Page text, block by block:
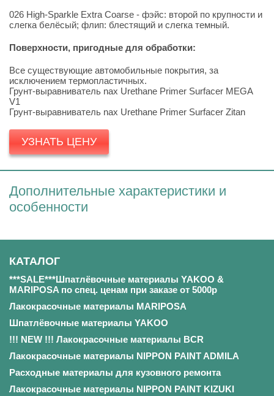
026 High-Sparkle Extra Coarse - фэйс: второй по крупности и
слегка белёсый; флип: блестящий и слегка темный.
Поверхности, пригодные для обработки:
Все существующие автомобильные покрытия, за
исключением термопластичных.
Грунт-выравниватель nax Urethane Primer Surfacer MEGA
V1
Грунт-выравниватель nax Urethane Primer Surfacer Zitan
УЗНАТЬ ЦЕНУ
Дополнительные характеристики и
особенности
КАТАЛОГ
***SALE***Шпатлёвочные материалы YAKOO &
MARIPOSA по спец. ценам при заказе от 5000р
Лакокрасочные материалы MARIPOSA
Шпатлёвочные материалы YAKOO
!!! NEW !!! Лакокрасочные материалы BCR
Лакокрасочные материалы NIPPON PAINT ADMILA
Расходные материалы для кузовного ремонта
Лакокрасочные материалы NIPPON PAINT KIZUKI